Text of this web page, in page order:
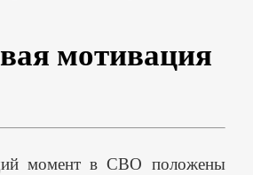
мотивация
момент в СВО положены